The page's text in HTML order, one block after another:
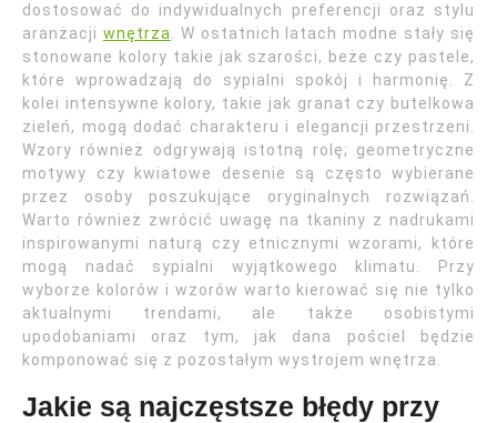
dostosować do indywidualnych preferencji oraz stylu
aranżacji wnętrza
. W ostatnich latach modne stały się
stonowane kolory takie jak szarości, beże czy pastele,
które wprowadzają do sypialni spokój i harmonię. Z
kolei intensywne kolory, takie jak granat czy butelkowa
zieleń, mogą dodać charakteru i elegancji przestrzeni.
Wzory również odgrywają istotną rolę; geometryczne
motywy czy kwiatowe desenie są często wybierane
przez osoby poszukujące oryginalnych rozwiązań.
Warto również zwrócić uwagę na tkaniny z nadrukami
inspirowanymi naturą czy etnicznymi wzorami, które
mogą nadać sypialni wyjątkowego klimatu. Przy
wyborze kolorów i wzorów warto kierować się nie tylko
aktualnymi trendami, ale także osobistymi
upodobaniami oraz tym, jak dana pościel będzie
komponować się z pozostałym wystrojem wnętrza.
Jakie są najczęstsze błędy przy